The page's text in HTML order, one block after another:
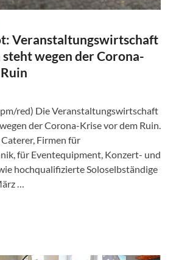
Veranstaltungswirtschaft
wegen der Corona-
red) Die Veranstaltungswirtschaft
der Corona-Krise vor dem Ruin.
Firmen für
für Eventequipment, Konzert- und
hochqualifizierte Soloselbständige
…